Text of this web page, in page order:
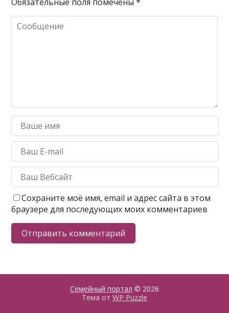
Сохраните моё имя, email и адрес сайта в этом
браузере для последующих моих комментариев
Семейный портал © 2026
Тема от WP Puzzle